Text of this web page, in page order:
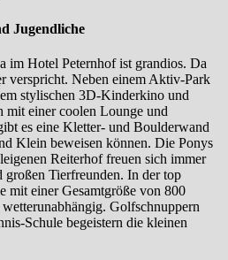
Jugendliche
im Hotel Peternhof ist grandios. Da
verspricht. Neben einem Aktiv-Park
stylischen 3D-Kinderkino und
mit einer coolen Lounge und
es eine Kletter- und Boulderwand
Klein beweisen können. Die Ponys
Reiterhof freuen sich immer
Tierfreunden. In der top
mit einer Gesamtgröße von 800
Golfschnuppern
Schule begeistern die kleinen